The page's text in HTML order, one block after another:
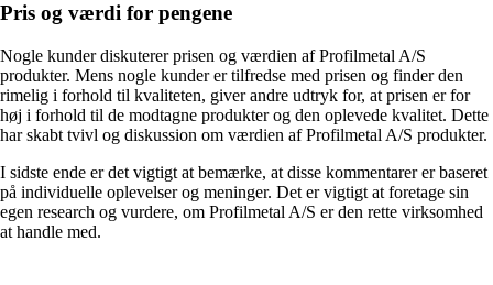
Pris og værdi for pengene
Nogle kunder diskuterer prisen og værdien af Profilmetal A/S
produkter. Mens nogle kunder er tilfredse med prisen og finder den
rimelig i forhold til kvaliteten, giver andre udtryk for, at prisen er for
høj i forhold til de modtagne produkter og den oplevede kvalitet. Dette
har skabt tvivl og diskussion om værdien af Profilmetal A/S produkter.
I sidste ende er det vigtigt at bemærke, at disse kommentarer er baseret
på individuelle oplevelser og meninger. Det er vigtigt at foretage sin
egen research og vurdere, om Profilmetal A/S er den rette virksomhed
at handle med.